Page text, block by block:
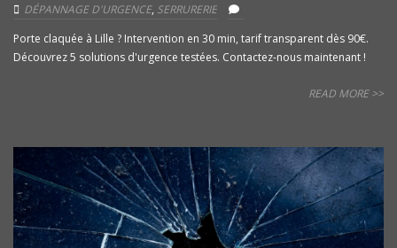
DÉPANNAGE D'URGENCE, SERRURERIE
Porte claquée à Lille ? Intervention en 30 min, tarif transparent dès 90€.
Découvrez 5 solutions d'urgence testées. Contactez-nous maintenant !
READ MORE >>